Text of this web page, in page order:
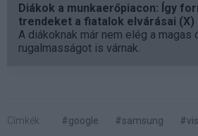
Diákok a munkaerőpiacon: Így
trendeket a fiatalok elvárásai (X)
A diákoknak már nem elég a magas
rugalmasságot is várnak.
Címkék: #google #samsung